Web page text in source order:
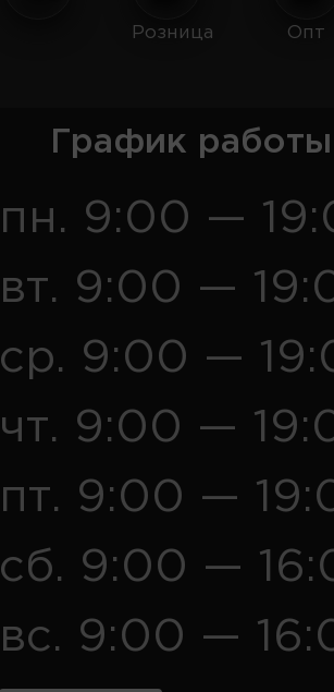
Розница Опт
График
пн. 9:00 —
вт. 9:00 —
ср. 9:00 —
чт. 9:00 —
пт. 9:00 —
сб. 9:00 —
вс. 9:00 —